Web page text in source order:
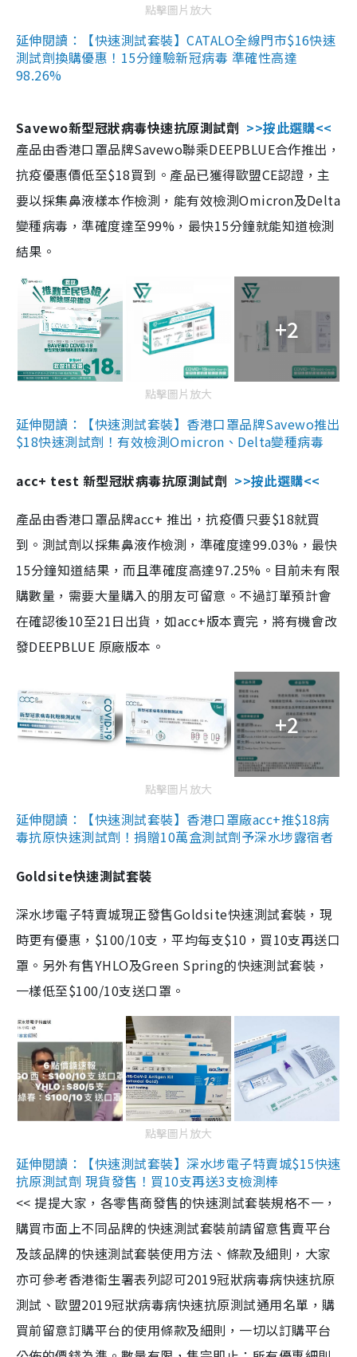
點擊圖片放大
延伸閱讀：【快速測試套裝】CATALO全線門市$16快速
測試劑換購優惠！15分鐘驗新冠病毒 準確性高達
98.26%
Savewo新型冠狀病毒快速抗原測試劑 >>按此選購<<
產品由香港口罩品牌Savewo聯乘DEEPBLUE合作推出，
抗疫優惠價低至$18買到。產品已獲得歐盟CE認證，主
要以採集鼻液樣本作檢測，能有效檢測Omicron及Delta
變種病毒，準確度達至99%，最快15分鐘就能知道檢測
結果。
+2
點擊圖片放大
延伸閱讀：【快速測試套裝】香港口罩品牌Savewo推出
$18快速測試劑！有效檢測Omicron、Delta變種病毒
acc+ test 新型冠狀病毒抗原測試劑 >>按此選購<<
產品由香港口罩品牌acc+ 推出，抗疫價只要$18就買
到。測試劑以採集鼻液作檢測，準確度達99.03%，最快
15分鐘知道結果，而且準確度高達97.25%。目前未有限
購數量，需要大量購入的朋友可留意。不過訂單預計會
在確認後10至21日出貨，如acc+版本賣完，將有機會改
發DEEPBLUE 原廠版本。
+2
點擊圖片放大
延伸閱讀：【快速測試套裝】香港口罩廠acc+推$18病
毒抗原快速測試劑！捐贈10萬盒測試劑予深水埗露宿者
Goldsite快速測試套裝
深水埗電子特賣城現正發售Goldsite快速測試套裝，現
時更有優惠，$100/10支，平均每支$10，買10支再送口
罩。另外有售YHLO及Green Spring的快速測試套裝，
一樣低至$100/10支送口罩。
點擊圖片放大
延伸閱讀：【快速測試套裝】深水埗電子特賣城$15快速
抗原測試劑 現貨發售！買10支再送3支檢測棒
<< 提提大家，各零售商發售的快速測試套裝規格不一，
購買市面上不同品牌的快速測試套裝前請留意售賣平台
及該品牌的快速測試套裝使用方法、條款及細則，大家
亦可參考香港衞生署表列認可2019冠狀病毒病快速抗原
測試、歐盟2019冠狀病毒病快速抗原測試通用名單，購
買前留意訂購平台的使用條款及細則，一切以訂購平台